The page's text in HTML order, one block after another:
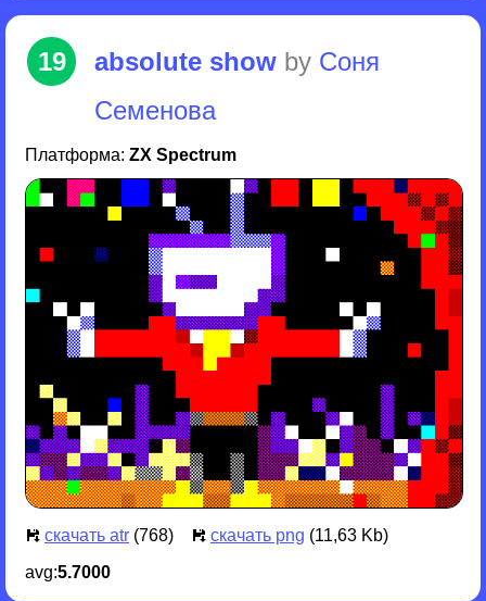
19 absolute show by Соня
Семенова
Платформа: ZX Spectrum
скачать atr (768) скачать png (11,63 Kb)
avg:5.7000